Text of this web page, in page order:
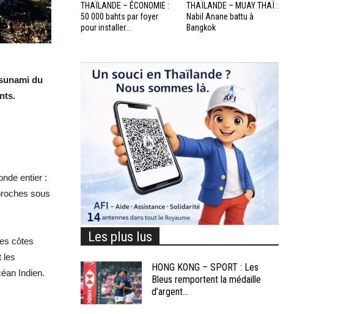
du
entier :
sous
côtes
les
Indien.
THAÏLANDE – ÉCONOMIE :
50 000 bahts par foyer
pour installer...
THAÏLANDE – MUAY THAÏ :
Nabil Anane battu à
Bangkok
Les plus lus
HONG KONG – SPORT : Les
Bleus remportent la médaille
d’argent...